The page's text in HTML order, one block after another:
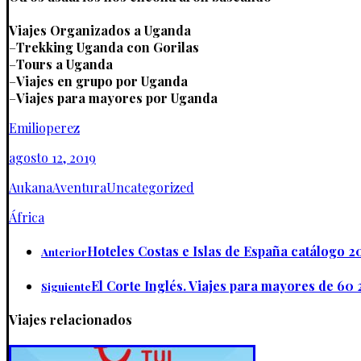
Viajes Organizados a Uganda
–Trekking Uganda con Gorilas
–Tours a Uganda
–Viajes en grupo por Uganda
–Viajes para mayores por Uganda
Emilioperez
agosto 12, 2019
AukanaAventuraUncategorized
África
AnteriorHoteles Costas e Islas de España catálogo
SiguienteEl Corte Inglés. Viajes para mayores de 60
Viajes relacionados